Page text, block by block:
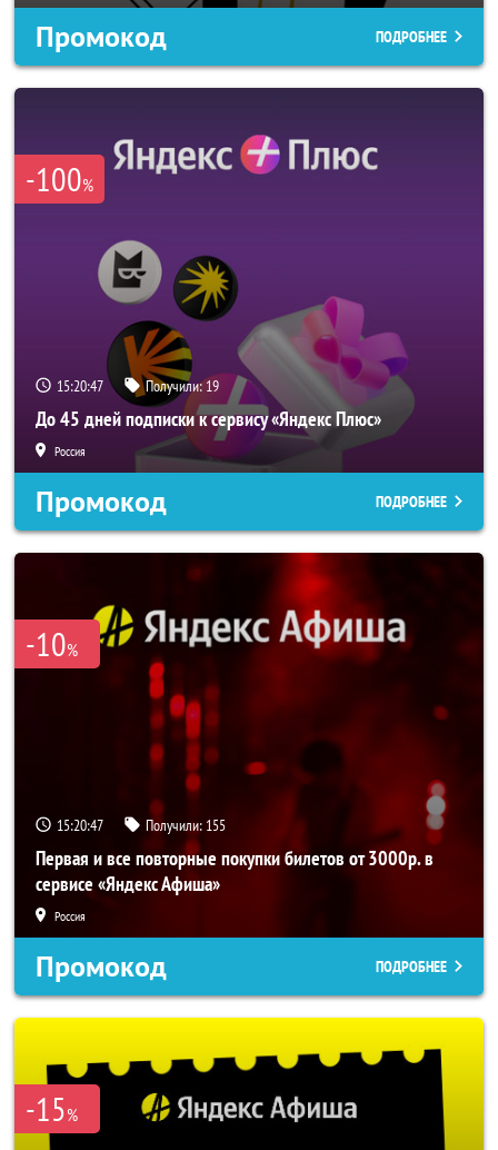
Промокод ПОДРОБНЕЕ
-100%
15:20:47 Получили:19
До 45 дней подписки к сервису «Яндекс Плюс»
Россия
Промокод ПОДРОБНЕЕ
-10%
15:20:47 Получили: 155
Первая и все повторные покупки билетов от 3000р. в
сервисе «Яндекс Афиша»
Россия
Промокод ПОДРОБНЕЕ
-15%